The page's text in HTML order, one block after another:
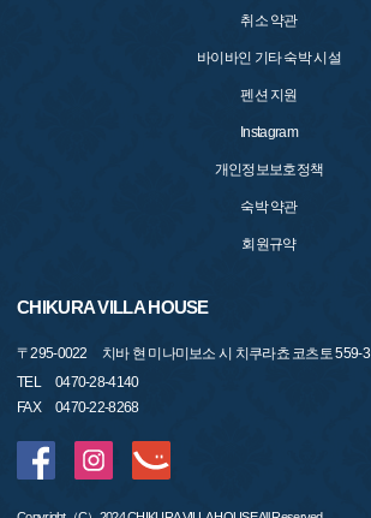
취소 약관
바이바인 기타 숙박 시설
펜션 지원
Instagram
개인정보보호정책
숙박 약관
회원규약
CHIKURA VILLA HOUSE
〒295-0022
치바 현 미나미보소 시 치쿠라쵸 코츠토 559-3
TEL
0470-28-4140
FAX
0470-22-8268